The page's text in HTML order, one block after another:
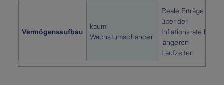
Vermögensaufbau
kaum
Wachstumschancen
Reale Erträge
über der
Inflationsrate bei
längeren
Laufzeiten